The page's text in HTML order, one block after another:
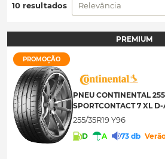
10 resultados Relevância
PREMIUM
PROMOÇÃO
PNEU CONTINENTAL
SPORTCONTACT 7 XL
255/35R19 Y96
D A 73 db